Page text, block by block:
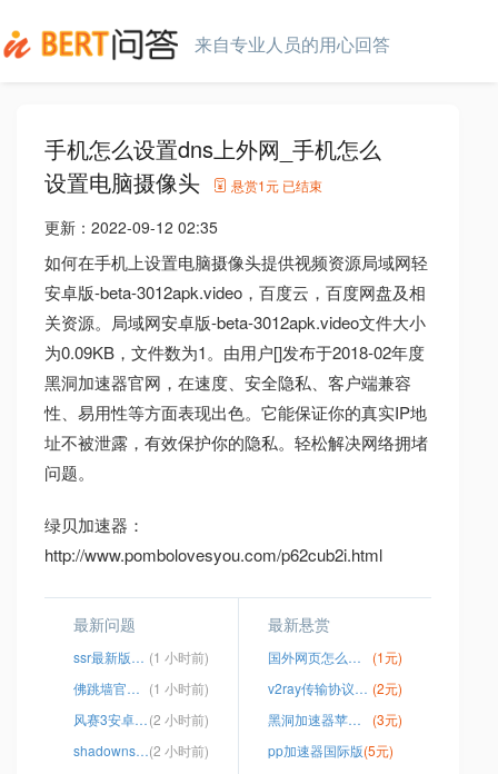
来自专业人员的用心回答
手机怎么设置dns上外网_手机怎么
设置电脑摄像头
悬赏1元 已结束
更新： 2022-09-12 02:35
如何在手机上设置电脑摄像头提供视频资源局域网轻
安卓版-beta-3012apk.video，百度云，百度网盘及相
关资源。局域网安卓版-beta-3012apk.video文件大小
为0.09KB，文件数为1。由用户[]发布于2018-02年度
黑洞加速器官网，在速度、安全隐私、客户端兼容
性、易用性等方面表现出色。它能保证你的真实IP地
址不被泄露，有效保护你的隐私。轻松解决网络拥堵
问题。
绿贝加速器：
http://www.pombolovesyou.com/p62cub2i.html
最新问题
ssr最新版本Android (1 小时前)
佛跳墙官网下载app (1 小时前)
风赛3安卓版本百度云(2 小时前)
shadownsocksr手机版(2 小时前)
最新悬赏
国外网页怎么加速
(1元)
v2ray传输协议选择 (2元)
黑洞加速器苹果手机版下载
(3元)
pp加速器国际版(5元)